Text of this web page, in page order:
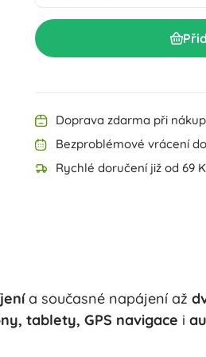
Doplňky k
Doplňky na WC
Hračky do
Doprava zdarma při
Bezproblémové vrácení
Rychlé doručení již od 69
a současné napájení až
tablety, GPS navigace i